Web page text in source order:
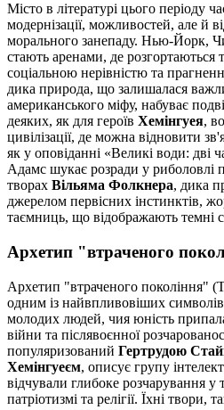
Місто в літературі цього періоду
модернізації, можливостей, але й
морального занепаду. Нью-Йорк,
стають аренами, де розгортаються
соціальною нерівністю та
дика природа, що залишалася
американського міфу, набуває
деяких, як для героїв Хемінгуея,
цивілізації, де можна відновити
як у оповіданні «Великі води: дві
Адамс шукає розради у риболовлі
творах Вільяма Фолкнера, дика
джерелом первісних інстинктів,
таємниць, що відображають темні
Архетип "втраченого
Архетип "втраченого покоління"
одним із найвпливовіших
молодих людей, чия юність
війни та післявоєнної
популяризований Гертрудою
Хемінгуеєм, описує групу
відчували глибоке розчарування у
патріотизмі та релігії. Їхні твори,